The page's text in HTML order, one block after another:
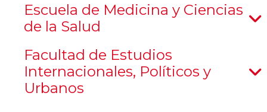
Escuela de Medicina y Ciencias
de la Salud
Facultad de Estudios
Internacionales, Políticos y
Urbanos